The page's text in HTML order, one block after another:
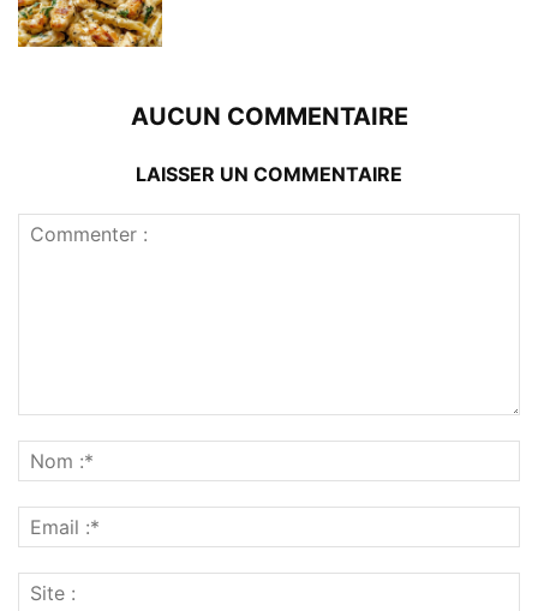
AUCUN COMMENTAIRE
LAISSER UN COMMENTAIRE